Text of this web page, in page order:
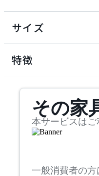
オフプライス什器
ADAL
アダルトータル
アコレクション
サイズ
検索
特徴
その家
本サービスは
一般消費者の方